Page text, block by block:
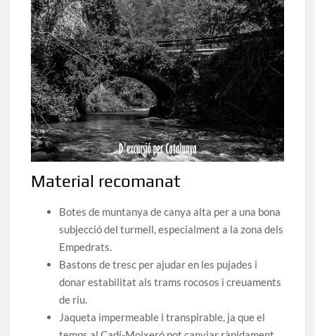
Material recomanat
Botes de muntanya de canya alta per a una bona
subjecció del turmell, especialment a la zona dels
Empedrats.
Bastons de tresc per ajudar en les pujades i
donar estabilitat als trams rocosos i creuaments
de riu.
Jaqueta impermeable i transpirable, ja que el